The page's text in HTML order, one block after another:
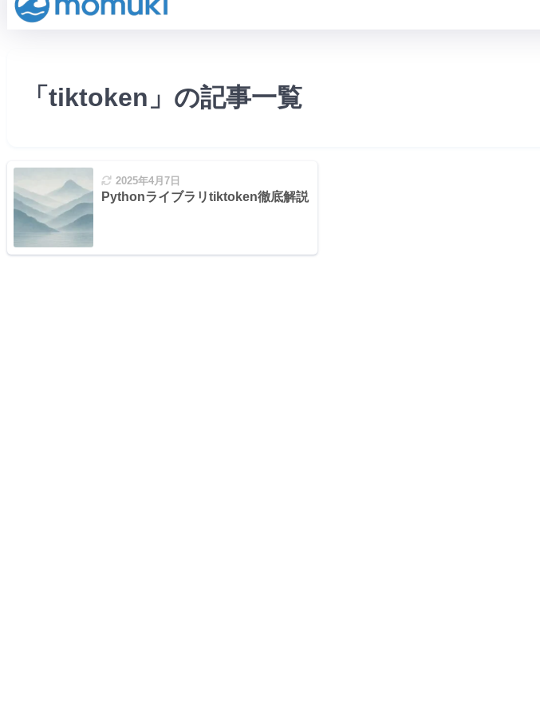
「tiktoken」の記事一覧
2025年4月7日
Pythonライブラリtiktoken徹底解説：OpenAIモデルのトークン化を理解する